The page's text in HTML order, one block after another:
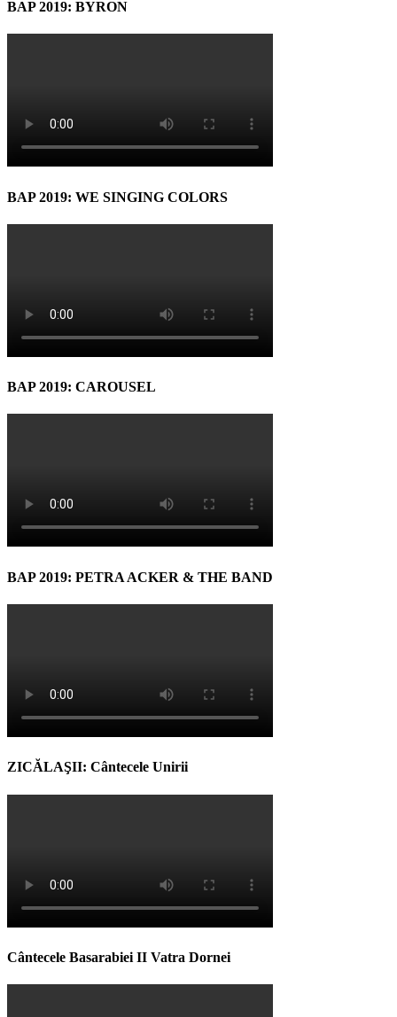
BAP 2019: BYRON
BAP 2019: WE SINGING COLORS
BAP 2019: CAROUSEL
BAP 2019: PETRA ACKER & THE BAND
ZICĂLAŞII: Cântecele Unirii
Cântecele Basarabiei II Vatra Dornei